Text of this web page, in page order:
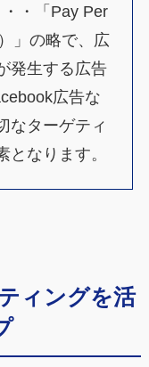
・・「Pay Per
」の略で、広
発生する広告
広告な
なターゲティ
となります。
ィングを活